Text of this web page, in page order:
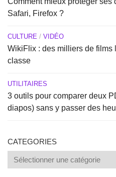
Safari, Firefox ?
CULTURE / VIDÉO
WikiFlix : des milliers de films
classe
UTILITAIRES
3 outils pour comparer deux
diapos) sans y passer des
CATEGORIES
Categories